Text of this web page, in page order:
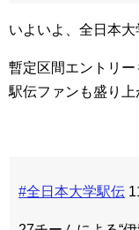
いよいよ、全日本大
暫定区間エントリー
駅伝ファンも盛り上
#全日本大学駅伝